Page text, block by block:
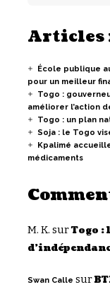
Articles
École publique
pour un meilleur
Togo :
améliorer l’action
Togo : un plan
Soja : le Togo
Kpalimé
médicaments
M. K. surTogo :
Swan Calle sur